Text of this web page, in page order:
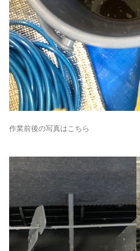
作業前後の写真はこちら